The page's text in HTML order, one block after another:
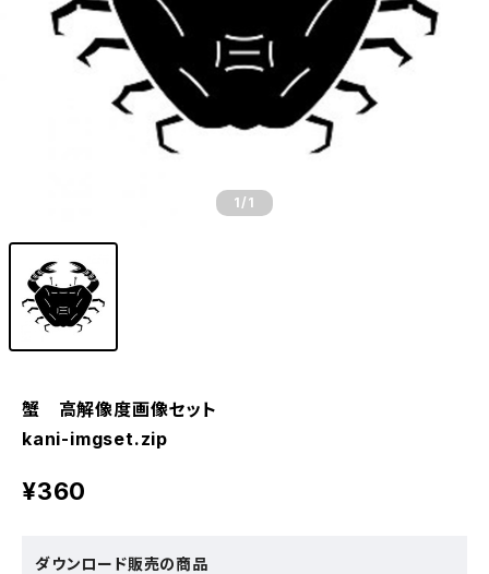
1 /1
蟹 高解像度画像セット
kani-imgset.zip
¥360
ダウンロード販売の商品